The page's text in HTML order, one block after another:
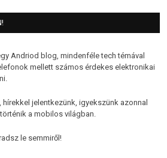
Andriod blog, mindenféle tech témával
mellett számos érdekes elektronikai
jelentkezünk, igyekszünk azonnal
a mobilos világban.
le semmiről!